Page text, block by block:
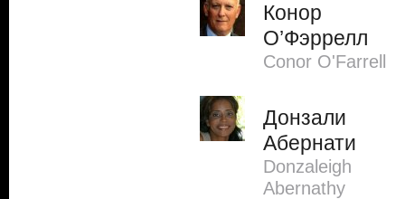
Конор
О’Фэррелл
Conor O'Farrell
Донзали
Абернати
Donzaleigh
Abernathy